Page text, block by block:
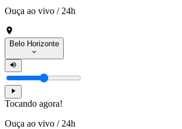
Ouça ao vivo / 24h
Belo Horizonte
Tocando agora!
Ouça ao vivo / 24h